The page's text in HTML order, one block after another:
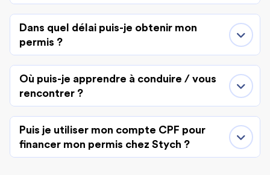
Dans quel délai puis-je obtenir mon
permis ?
Où puis-je apprendre à conduire / vous
rencontrer ?
Puis je utiliser mon compte CPF pour
financer mon permis chez Stych ?